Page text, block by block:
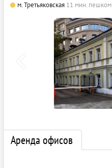
м. Третьяковская 11 мин. пешком
Аренда офисов